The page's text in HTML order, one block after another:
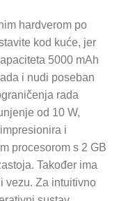
hardverom po
kod kuće, jer
5000 mAh
i nudi poseban
rada
od 10 W,
i
procesorom s 2 GB
Također ima
vezu. Za intuitivno